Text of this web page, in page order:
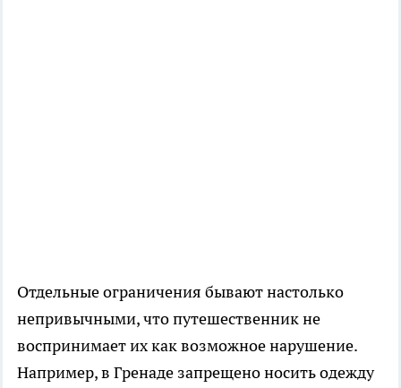
Отдельные ограничения бывают настолько
непривычными, что путешественник не
воспринимает их как возможное нарушение.
Например, в Гренаде запрещено носить одежду